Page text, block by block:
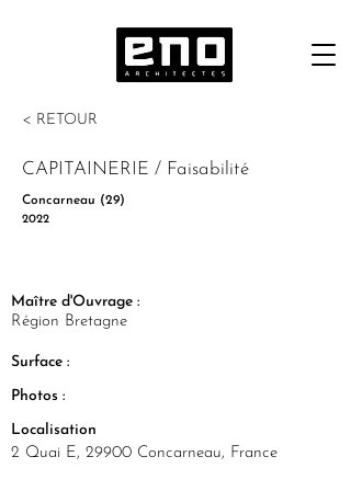
< RETOUR
CAPITAINERIE / Faisabilité
Concarneau (29)
2022
Maître d'Ouvrage :
Région Bretagne
Surface :
Photos :
Localisation
2 Quai E, 29900 Concarneau, France